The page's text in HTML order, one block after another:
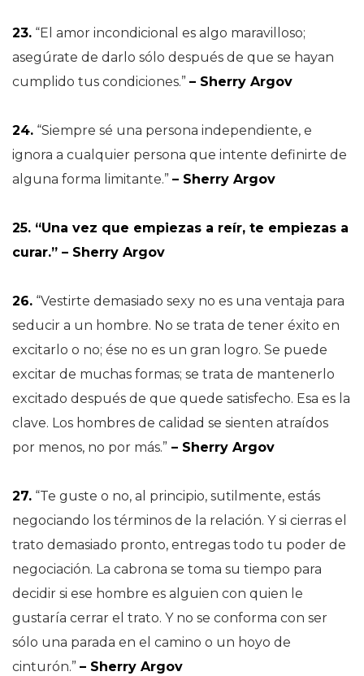
23. “El amor incondicional es algo maravilloso;
asegúrate de darlo sólo después de que se hayan
cumplido tus condiciones.” – Sherry Argov
24. “Siempre sé una persona independiente, e
ignora a cualquier persona que intente definirte de
alguna forma limitante.” – Sherry Argov
25. “Una vez que empiezas a reír, te empiezas a
curar.” – Sherry Argov
26. “Vestirte demasiado sexy no es una ventaja para
seducir a un hombre. No se trata de tener éxito en
excitarlo o no; ése no es un gran logro. Se puede
excitar de muchas formas; se trata de mantenerlo
excitado después de que quede satisfecho. Esa es la
clave. Los hombres de calidad se sienten atraídos
por menos, no por más.” – Sherry Argov
27. “Te guste o no, al principio, sutilmente, estás
negociando los términos de la relación. Y si cierras el
trato demasiado pronto, entregas todo tu poder de
negociación. La cabrona se toma su tiempo para
decidir si ese hombre es alguien con quien le
gustaría cerrar el trato. Y no se conforma con ser
sólo una parada en el camino o un hoyo de
cinturón.” – Sherry Argov